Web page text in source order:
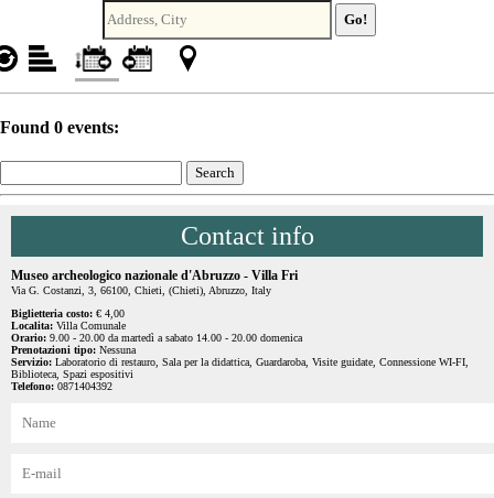
Found 0 events:
Contact info
Museo archeologico nazionale d'Abruzzo - Villa Fri
Via G. Costanzi, 3, 66100, Chieti, (Chieti), Abruzzo, Italy
Biglietteria costo: € 4,00
Localita: Villa Comunale
Orario: 9.00 - 20.00 da martedì a sabato 14.00 - 20.00 domenica
Prenotazioni tipo: Nessuna
Servizio: Laboratorio di restauro, Sala per la didattica, Guardaroba, Visite guidate, Connessione WI-FI,
Biblioteca, Spazi espositivi
Telefono: 0871404392